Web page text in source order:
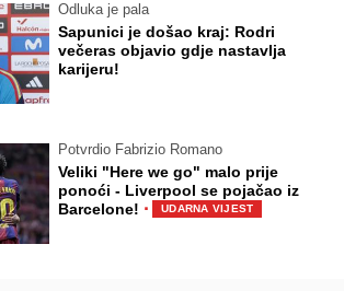
Odluka je pala
Sapunici je došao kraj: Rodri
večeras objavio gdje nastavlja
karijeru!
Potvrdio Fabrizio Romano
Veliki "Here we go" malo prije
ponoći - Liverpool se pojačao iz
Barcelone! · UDARNA VIJEST